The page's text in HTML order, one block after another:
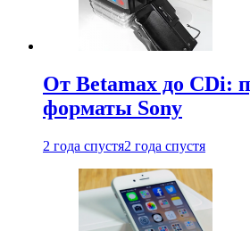
От Betamax до CDi:
форматы Sony
2 года спустя2 года спустя